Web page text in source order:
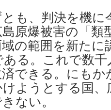
、判決を機に
原爆被害の「類
域の範囲を新た
る。これで数
できる。にも
ようとする国、
ない。